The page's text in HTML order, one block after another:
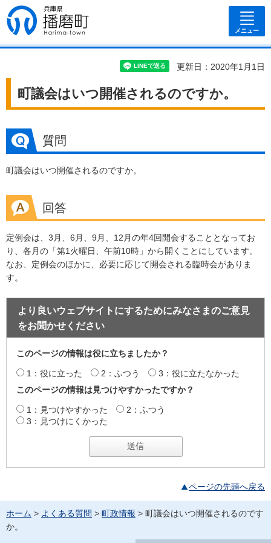
兵庫県 播磨
町
メニュー
更新日：2020年1月1日
町議会はいつ開催されるのですか。
質問
町議会はいつ開催されるのですか。
回答
定例会は、3月、6月、9月、12月の年4回開会することとなってお
り、各月の「第1火曜日、午前10時」から開くことにしています。
なお、定例会のほかに、必要に応じて開会される臨時会がありま
す。
より良いウェブサイトにするためにみなさまのご意見
をお聞かせください
このページの情報は役に立ちましたか？
1：役に立った 2：ふつう
3：役に立たなかった
このページの情報は見つけやすかったですか？
1：見つけやすかった
2：ふつう
3：見つけにくかった
ページの先頭へ戻る
ホーム > よくある質問 > 町政情報 > 町議会はいつ開催されるのです
か。